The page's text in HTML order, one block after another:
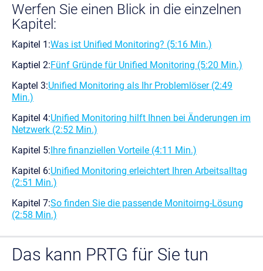
Werfen Sie einen Blick in die einzelnen
Kapitel:
Kapitel 1:Was ist Unified Monitoring? (5:16 Min.)
Kaptiel 2:Fünf Gründe für Unified Monitoring (5:20 Min.)
Kaptel 3:Unified Monitoring als Ihr Problemlöser (2:49
Min.)
Kapitel 4:Unified Monitoring hilft Ihnen bei Änderungen im
Netzwerk (2:52 Min.)
Kapitel 5:Ihre finanziellen Vorteile (4:11 Min.)
Kapitel 6:Unified Monitoring erleichtert Ihren Arbeitsalltag
(2:51 Min.)
Kapitel 7:So finden Sie die passende Monitoirng-Lösung
(2:58 Min.)
Das kann PRTG für Sie tun